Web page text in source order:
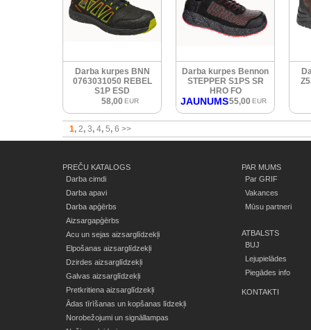
Darba kurpes BNN
0763031050 REBEL
S1P ESD
58,00 EUR
Darba kurpes Bennon
STEPPER S1PS SR
HRO FO
JAUNUMS55,00 EUR
1 2 3 4 5 6 >>
PREČU KATALOGS
Darba cimdi
Darba apavi
Darba apģērbs
Aizsargapģērbs
Acu un sejas aizsarglīdzekļi
Elpošanas aizsarglīdzekļi
Dzirdes aizsarglīdzekļi
Galvas aizsarglīdzekļi
Pretkritiena aizsarglīdzekļi
Ādas tīrīšanas un kopšanas līdzekļi
Norobežojumi un signāllampas
PAR MUMS
Par GRIF
Vakances
Mūsu partneri
ATBALSTS
BUJ
Lejupielādes
Piegādes info
KONTAKTI